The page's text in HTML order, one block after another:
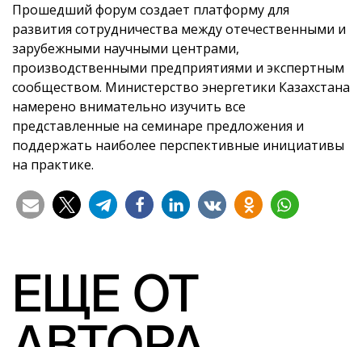
Прошедший форум создает платформу для
развития сотрудничества между отечественными и
зарубежными научными центрами,
производственными предприятиями и экспертным
сообществом. Министерство энергетики Казахстана
намерено внимательно изучить все
представленные на семинаре предложения и
поддержать наиболее перспективные инициативы
на практике.
ЕЩЕ ОТ